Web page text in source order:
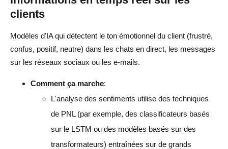
clients
Modèles d'IA qui détectent le ton émotionnel du client (frustré,
confus, positif, neutre) dans les chats en direct, les messages
sur les réseaux sociaux ou les e-mails.
Comment ça marche:
L'analyse des sentiments utilise des techniques
de PNL (par exemple, des classificateurs basés
sur le LSTM ou des modèles basés sur des
transformateurs) entraînées sur de grands